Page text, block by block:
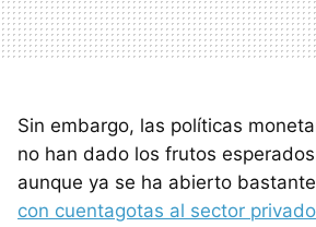
Sin embargo, las políticas
no han dado los frutos
aunque ya se ha abierto
con cuentagotas al sector privado